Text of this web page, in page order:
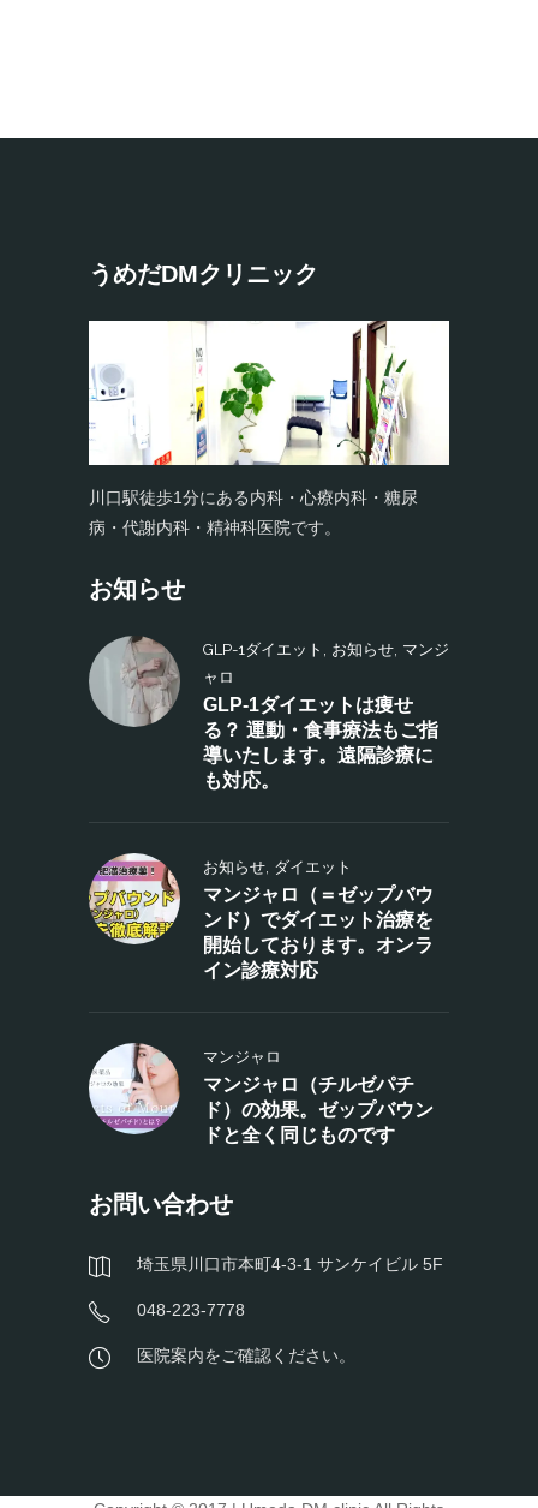
うめだDMクリニック
川口駅徒歩1分にある内科・心療内科・糖尿
病・代謝内科・精神科医院です。
お知らせ
GLP-1ダイエット お知らせ マンジ
ャロ
GLP-1ダイエットは痩せ
る？ 運動・食事療法もご指
導いたします。遠隔診療に
も対応。
お知らせ ダイエット
マンジャロ（＝ゼップバウ
ンド）でダイエット治療を
開始しております。オンラ
イン診療対応
マンジャロ
マンジャロ（チルゼパチ
ド）の効果。ゼップバウン
ドと全く同じものです
お問い合わせ
埼玉県川口市本町4-3-1 サンケイビル 5F
048-223-7778
医院案内をご確認ください。